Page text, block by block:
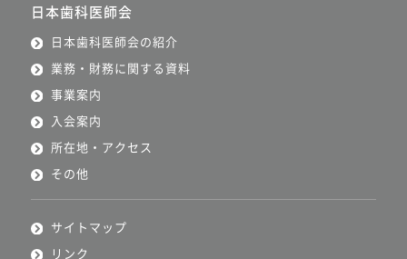
日本歯科医師会
日本歯科医師会の紹介
業務・財務に関する資料
事業案内
入会案内
所在地・アクセス
その他
サイトマップ
リンク